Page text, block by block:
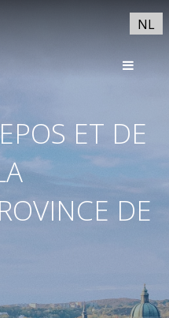
NL
ET DE
DE